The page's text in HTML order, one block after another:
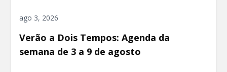
ago 3, 2026
Verão a Dois Tempos: Agenda da
semana de 3 a 9 de agosto